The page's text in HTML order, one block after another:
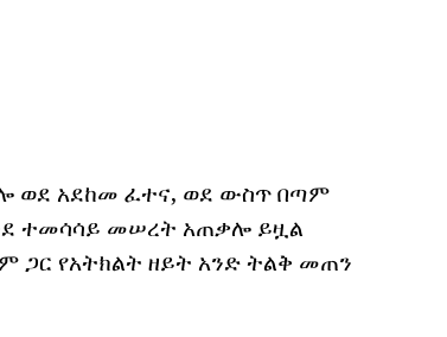
ወደ አደከመ ፈተና, ወደ ውስጥ በጣም
ተመሳሳይ መሠረት አጠቃሎ ይዟል
ጋር የአትክልት ዘይት አንድ ትልቅ መጠን